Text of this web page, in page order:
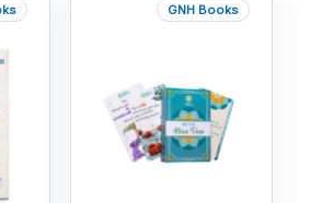
GNH Books